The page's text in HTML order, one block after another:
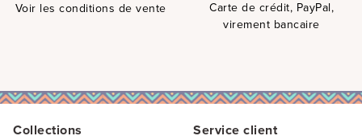
Voir les conditions de vente
Carte de crédit, PayPal,
virement bancaire
Collections Service client